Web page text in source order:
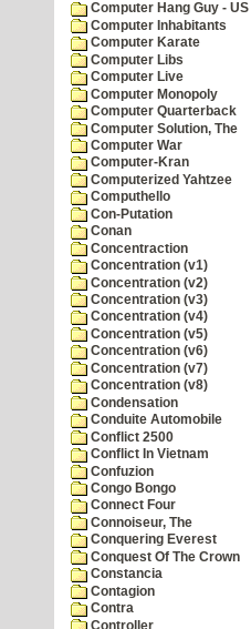
Computer Hang Guy -
Computer Inhabitants
Computer Karate
Computer Libs
Computer Live
Computer Monopoly
Computer Quarterback
Computer Solution, The
Computer War
Computer-Kran
Computerized Yahtzee
Computhello
Con-Putation
Conan
Concentraction
Concentration (v1)
Concentration (v2)
Concentration (v3)
Concentration (v4)
Concentration (v5)
Concentration (v6)
Concentration (v7)
Concentration (v8)
Condensation
Conduite Automobile
Conflict 2500
Conflict In Vietnam
Confuzion
Congo Bongo
Connect Four
Connoiseur, The
Conquering Everest
Conquest Of The Crown
Constancia
Contagion
Contra
Controller